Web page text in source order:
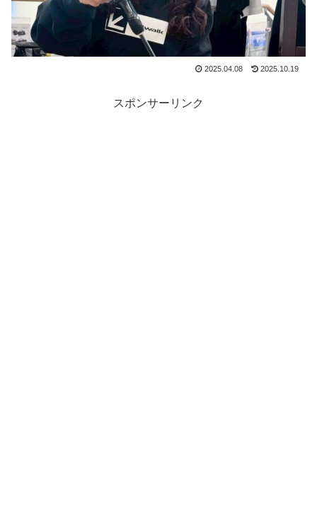
2025.04.08 2025.10.19
スポンサーリンク